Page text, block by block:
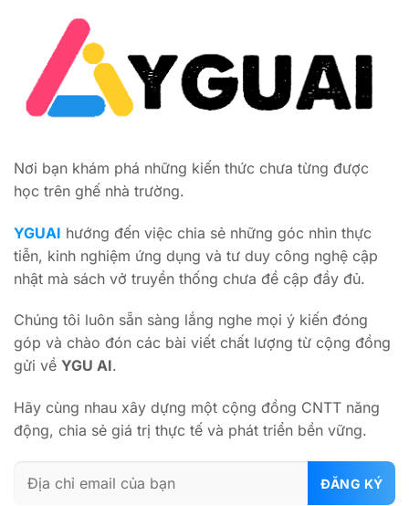
Nơi bạn khám phá những kiến thức chưa từng được
học trên ghế nhà trường.
YGUAI hướng đến việc chia sẻ những góc nhìn thực
tiễn, kinh nghiệm ứng dụng và tư duy công nghệ cập
nhật mà sách vở truyền thống chưa đề cập đầy đủ.
Chúng tôi luôn sẵn sàng lắng nghe mọi ý kiến đóng
góp và chào đón các bài viết chất lượng từ cộng đồng
gửi về YGU AI.
Hãy cùng nhau xây dựng một cộng đồng CNTT năng
động, chia sẻ giá trị thực tế và phát triển bền vững.